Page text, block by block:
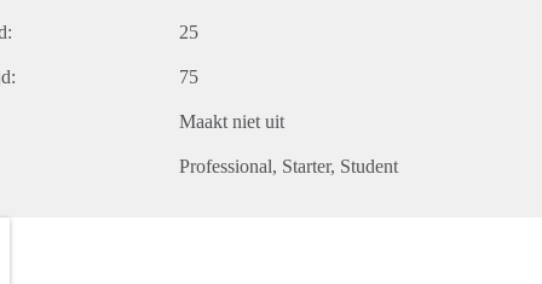
25
75
Maakt niet uit
Professional Starter Student